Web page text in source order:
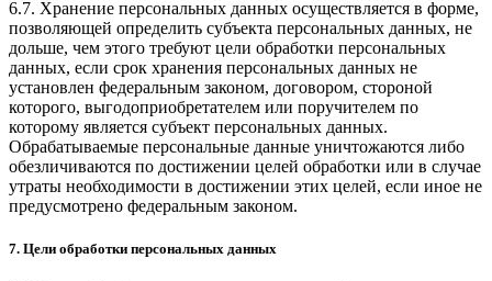
6.7. Хранение персональных данных осуществляется в форме,
позволяющей определить субъекта персональных данных, не
дольше, чем этого требуют цели обработки персональных
данных, если срок хранения персональных данных не
установлен федеральным законом, договором, стороной
которого, выгодоприобретателем или поручителем по
которому является субъект персональных данных.
Обрабатываемые персональные данные уничтожаются либо
обезличиваются по достижении целей обработки или в случае
утраты необходимости в достижении этих целей, если иное не
предусмотрено федеральным законом.
7. Цели обработки персональных данных